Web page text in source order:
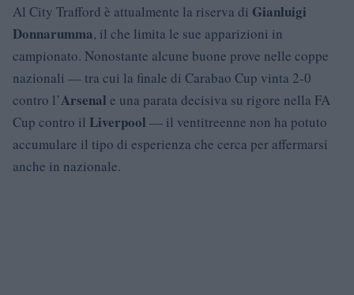
Al City Trafford è attualmente la riserva di Gianluigi
Donnarumma, il che limita le sue apparizioni in
campionato. Nonostante alcune buone prove nelle coppe
nazionali — tra cui la finale di Carabao Cup vinta 2-0
contro l’Arsenal e una parata decisiva su rigore nella FA
Cup contro il Liverpool — il ventitreenne non ha potuto
accumulare il tipo di esperienza che cerca per affermarsi
anche in nazionale.